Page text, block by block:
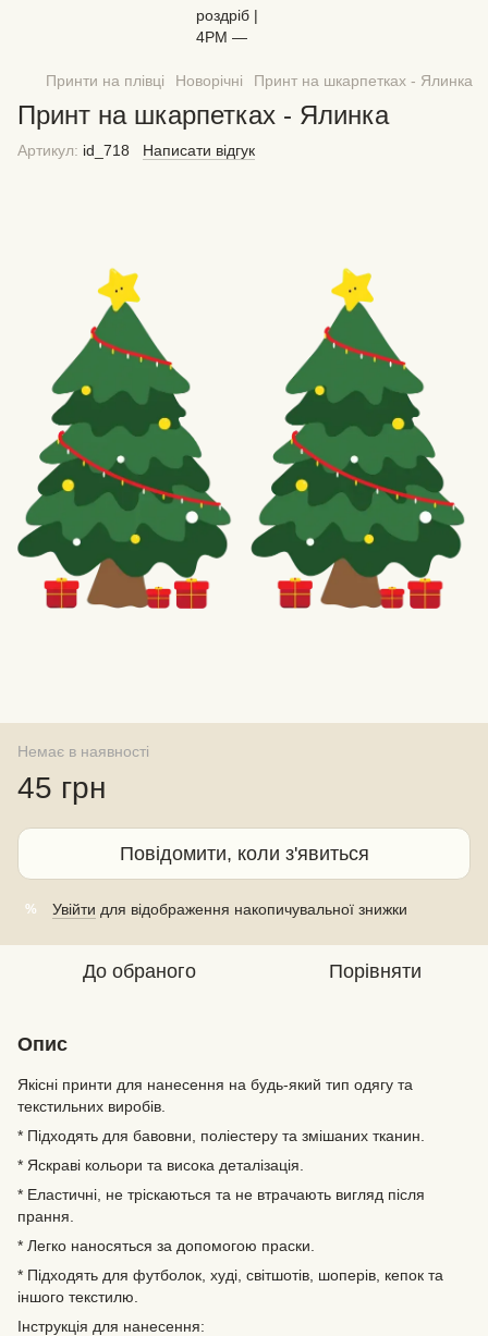
Принти на плівці Новорічні Принт на шкарпетках - Ялинка
Принт на шкарпетках - Ялинка
Артикул: id_718 Написати відгук
Немає в наявності
45 грн
Повідомити, коли з'явиться
% Увійти для відображення накопичувальної знижки
До обраного Порівняти
Опис
Якісні принти для нанесення на будь-який тип одягу та
текстильних виробів.
* Підходять для бавовни, поліестеру та змішаних тканин.
* Яскраві кольори та висока деталізація.
* Еластичні, не тріскаються та не втрачають вигляд після
прання.
* Легко наносяться за допомогою праски.
* Підходять для футболок, худі, світшотів, шоперів, кепок та
іншого текстилю.
Інструкція для нанесення: